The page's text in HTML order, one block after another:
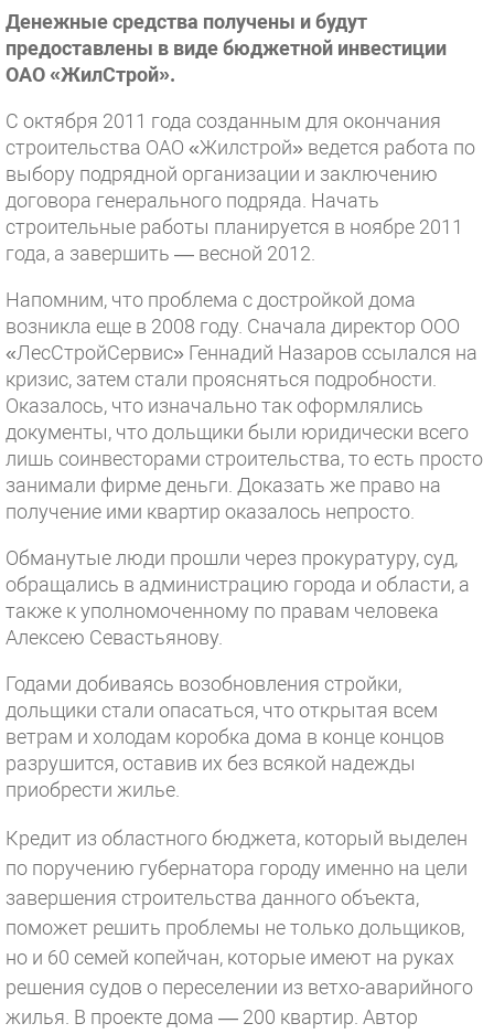
Денежные средства получены и будут
предоставлены в виде бюджетной инвестиции
ОАО «ЖилСтрой».
С октября 2011 года созданным для окончания
строительства ОАО «Жилстрой» ведется работа по
выбору подрядной организации и заключению
договора генерального подряда. Начать
строительные работы планируется в ноябре 2011
года, а завершить — весной 2012.
Напомним, что проблема с достройкой дома
возникла еще в 2008 году. Сначала директор ООО
«ЛесСтройСервис» Геннадий Назаров ссылался на
кризис, затем стали проясняться подробности.
Оказалось, что изначально так оформлялись
документы, что дольщики были юридически всего
лишь соинвесторами строительства, то есть просто
занимали фирме деньги. Доказать же право на
получение ими квартир оказалось непросто.
Обманутые люди прошли через прокуратуру, суд,
обращались в администрацию города и области, а
также к уполномоченному по правам человека
Алексею Севастьянову.
Годами добиваясь возобновления стройки,
дольщики стали опасаться, что открытая всем
ветрам и холодам коробка дома в конце концов
разрушится, оставив их без всякой надежды
приобрести жилье.
Кредит из областного бюджета, который выделен
по поручению губернатора городу именно на цели
завершения строительства данного объекта,
поможет решить проблемы не только дольщиков,
но и 60 семей копейчан, которые имеют на руках
решения судов о переселении из ветхо-аварийного
жилья. В проекте дома — 200 квартир. Автор